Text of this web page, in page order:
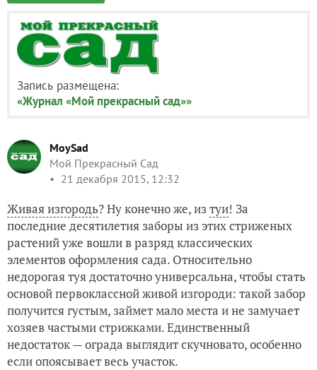
Запись размещена:
«Журнал «Мой прекрасный сад»»
MoySad
Мой Прекрасный Сад
21 декабря 2015, 12:32
Живая изгородь? Ну конечно же, из туи! За
последние десятилетия заборы из этих стриженых
растений уже вошли в разряд классических
элементов оформления сада. Относительно
недорогая туя достаточно универсальна, чтобы стать
основой первоклассной живой изгороди: такой забор
получится густым, займет мало места и не замучает
хозяев частыми стрижками. Единственный
недостаток — ограда выглядит скучновато, особенно
если опоясывает весь участок.